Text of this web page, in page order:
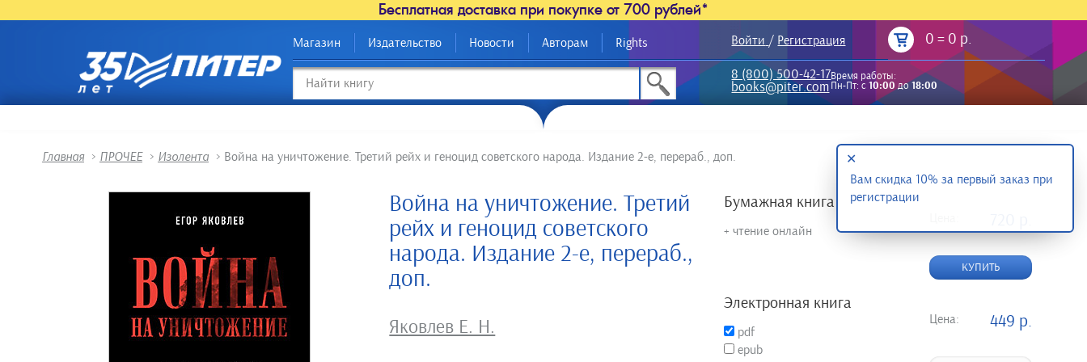
Бесплатная доставка при покупке от 700 рублей*
Магазин Издательство Новости Авторам Rights Войти / Регистрация 0 = 0 р.
8 (800) 500-42-17
books@piter.com
Время работы:
Пн-Пт: с10:00до18:00
Главная > ПРОЧЕЕ > Изолента > Война на уничтожение. Третий рейх и геноцид советского народа. Издание 2-е, перераб., доп.
Война на уничтожение. Третий
рейх и геноцид советского
народа. Издание 2-е, перераб.,
доп.
Яковлев Е. Н.
Бумажная книга
+ чтение онлайн
КУПИТЬ
Электронная книга
pdf
epub
Цена: 449 р.
Вам скидка 10% за первый заказ при
регистрации
✕